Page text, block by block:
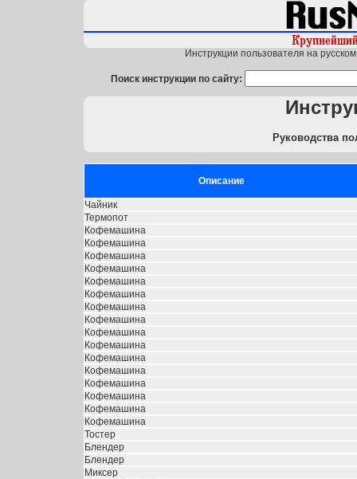
Инструкции пользователя на
Поиск инструкции по сайту:
Руководства
Описание
Чайник
Термопот
Кофемашина
Кофемашина
Кофемашина
Кофемашина
Кофемашина
Кофемашина
Кофемашина
Кофемашина
Кофемашина
Кофемашина
Кофемашина
Кофемашина
Кофемашина
Кофемашина
Кофемашина
Кофемашина
Тостер
Блендер
Блендер
Миксер